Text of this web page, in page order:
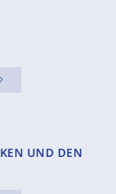
UND DEN